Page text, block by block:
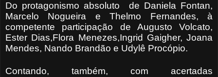
Do protagonismo absoluto
de Daniela Fontan,
Marcelo Nogueira e Thelmo Fernandes, à
competente participação de Augusto Volcato,
Ester Dias,Flora Menezes,Ingrid Gaigher, Joana
Mendes, Nando Brandão e Udylê Procópio.
Contando, também, com acertadas